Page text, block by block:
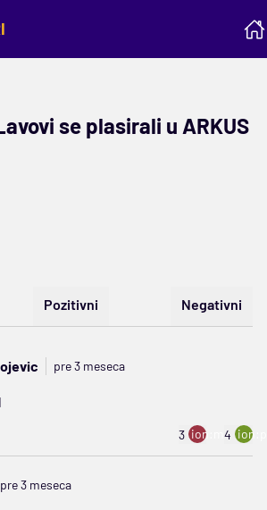
se plasirali u ARKUS
Pozitivni Negativni
pre 3 meseca
3 ion:minus
4
pre 3 meseca